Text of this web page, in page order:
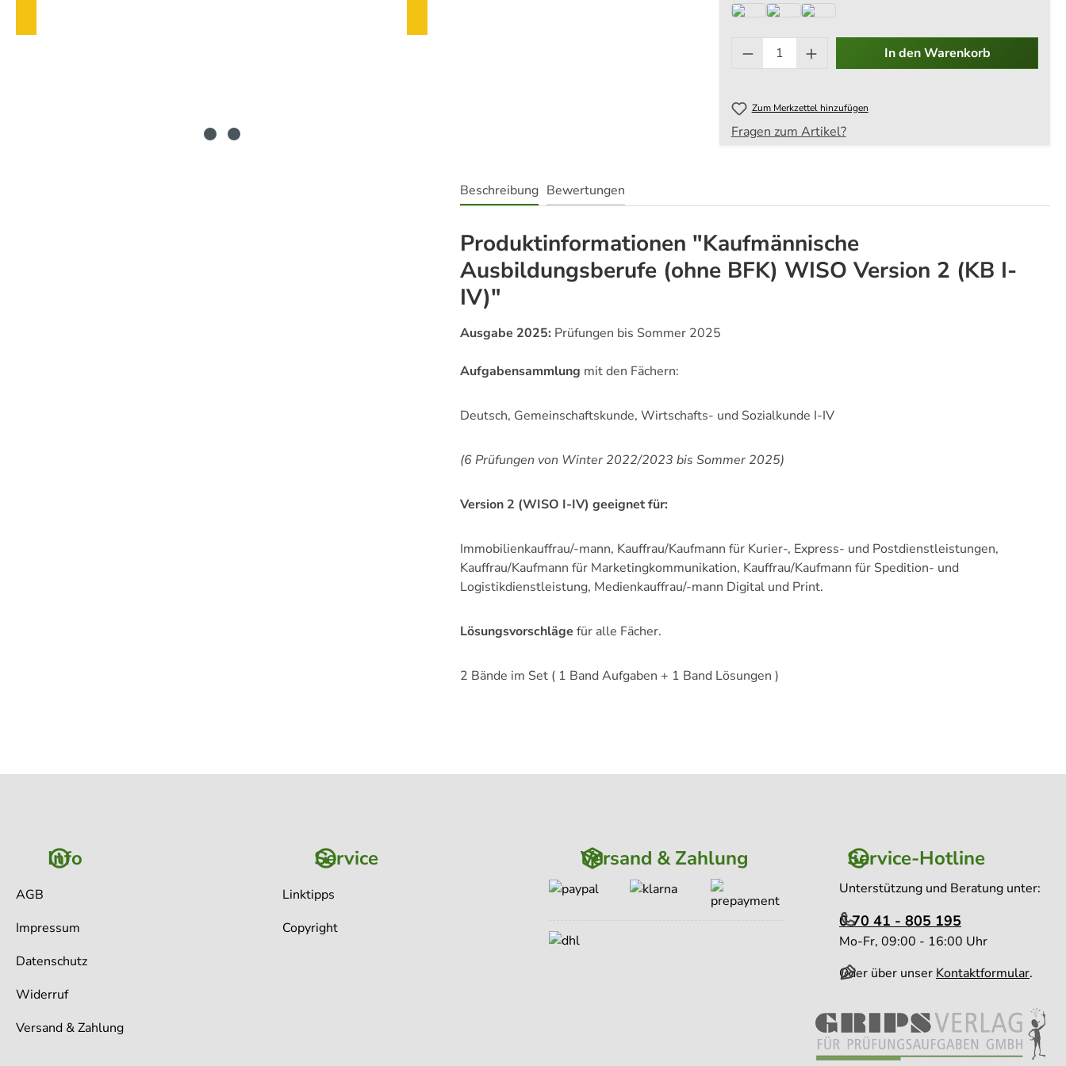
Produkt Anzahl: Gib den
In den Warenkorb
Zum Merkzettel hinzufügen
Fragen zum Artikel?
Beschreibung Bewertungen
Produktinformationen "Kaufmännische
Ausbildungsberufe (ohne BFK) WISO Version 2 (KB I-
IV)"
Ausgabe 2025: Prüfungen bis Sommer 2025
Aufgabensammlung mit den Fächern:
Deutsch, Gemeinschaftskunde, Wirtschafts- und Sozialkunde I-IV
(6 Prüfungen von Winter 2022/2023 bis Sommer 2025)
Version 2 (WISO I-IV) geeignet für:
Immobilienkauffrau/-mann, Kauffrau/Kaufmann für Kurier-, Express- und Postdienstleistungen,
Kauffrau/Kaufmann für Marketingkommunikation, Kauffrau/Kaufmann für Spedition- und
Logistikdienstleistung, Medienkauffrau/-mann Digital und Print.
Lösungsvorschläge für alle Fächer.
2 Bände im Set ( 1 Band Aufgaben + 1 Band Lösungen )
Info
AGB
Impressum
Datenschutz
Widerruf
Versand & Zahlung
Service
Linktipps
Copyright
Versand & Zahlung Service-Hotline
Unterstützung und Beratung unter:
0 70 41 - 805 195
Mo-Fr, 09:00 - 16:00 Uhr
Oder über unser Kontaktformular.